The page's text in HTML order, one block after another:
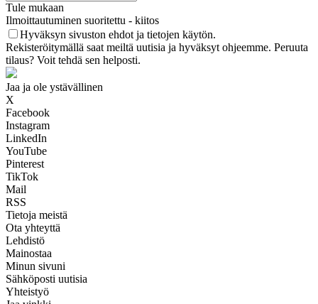
Tule mukaan
Ilmoittautuminen suoritettu - kiitos
Hyväksyn sivuston ehdot ja tietojen käytön.
Rekisteröitymällä saat meiltä uutisia ja hyväksyt ohjeemme. Peruuta
tilaus? Voit tehdä sen helposti.
Jaa ja ole ystävällinen
X
Facebook
Instagram
LinkedIn
YouTube
Pinterest
TikTok
Mail
RSS
Tietoja meistä
Ota yhteyttä
Lehdistö
Mainostaa
Minun sivuni
Sähköposti uutisia
Yhteistyö